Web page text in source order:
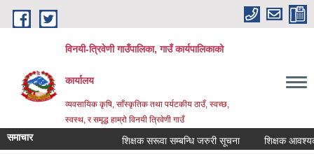
Skip to main content
विनयी-त्रिवेणी गाउँपालिका, गाउँ कार्यपालिकाको
कार्यालय
व्यवसायिक कृषि, साँस्कृतिक तथा पर्यटकीय ठाउँ, स्वच्छ,
स्वस्थ, र समृद्ध हाम्रो विनयी त्रिवेणी गाउँ
समाचार शिक्षक सरूवा सम्बन्धि जरुरी सूचना शिक्षक